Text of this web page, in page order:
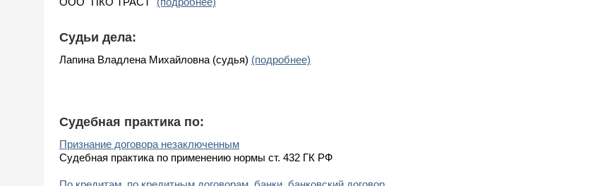
Судьи дела:
Лапина Владлена Михайловна (судья) (подробнее)
Судебная практика по:
Признание договора незаключенным
Судебная практика по применению нормы ст. 432 ГК РФ